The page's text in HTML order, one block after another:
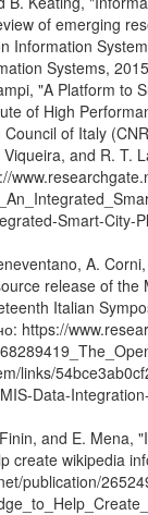
of emerging
Information
Systems,
"A Platform to
of High
of Italy
and R. T.
Smart-City-
A.
release of the
Italian
https://
links/
Data-
and E. Mena,
create wikipedia
publication/